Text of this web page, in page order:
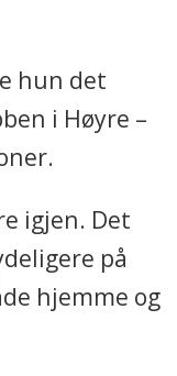
hun det
i Høyre –
igjen. Det
på
hjemme og